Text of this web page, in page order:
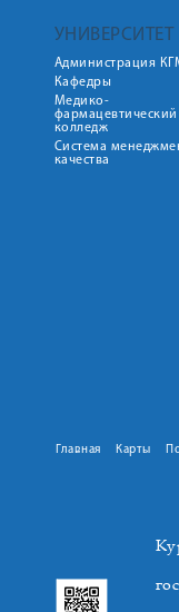
УНИВЕРСИТЕТ
Администрация
Кафедры
Медико-
фармацевтический
колледж
Система
качества
Главная Карты